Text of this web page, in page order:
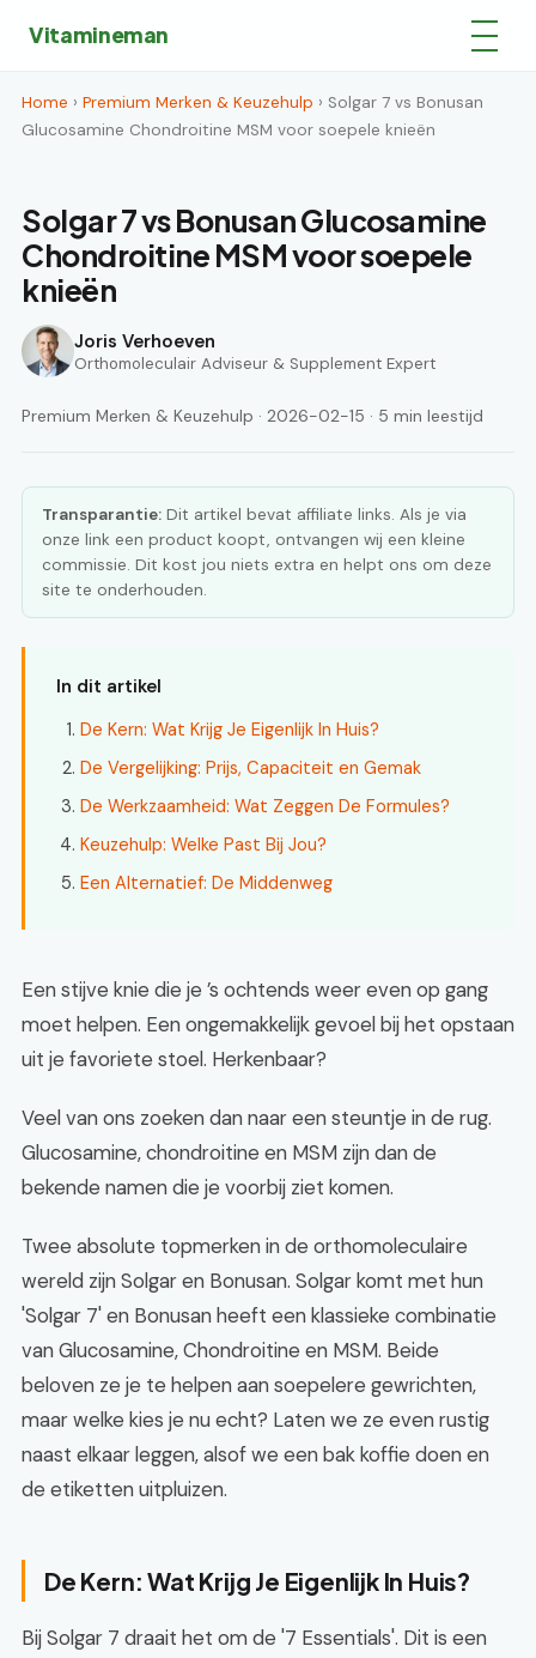
Vitamineman
Home › Premium Merken & Keuzehulp › Solgar 7 vs Bonusan
Glucosamine Chondroitine MSM voor soepele knieën
Solgar 7 vs Bonusan Glucosamine
Chondroitine MSM voor soepele
knieën
Joris Verhoeven
Orthomoleculair Adviseur & Supplement Expert
Premium Merken & Keuzehulp · 2026-02-15 · 5 min leestijd
Transparantie: Dit artikel bevat affiliate links. Als je via
onze link een product koopt, ontvangen wij een kleine
commissie. Dit kost jou niets extra en helpt ons om deze
site te onderhouden.
In dit artikel
De Kern: Wat Krijg Je Eigenlijk In Huis?
De Vergelijking: Prijs, Capaciteit en Gemak
De Werkzaamheid: Wat Zeggen De Formules?
Keuzehulp: Welke Past Bij Jou?
Een Alternatief: De Middenweg
Een stijve knie die je ’s ochtends weer even op gang
moet helpen. Een ongemakkelijk gevoel bij het opstaan
uit je favoriete stoel. Herkenbaar?
Veel van ons zoeken dan naar een steuntje in de rug.
Glucosamine, chondroitine en MSM zijn dan de
bekende namen die je voorbij ziet komen.
Twee absolute topmerken in de orthomoleculaire
wereld zijn Solgar en Bonusan. Solgar komt met hun
'Solgar 7' en Bonusan heeft een klassieke combinatie
van Glucosamine, Chondroitine en MSM. Beide
beloven ze je te helpen aan soepelere gewrichten,
maar welke kies je nu echt? Laten we ze even rustig
naast elkaar leggen, alsof we een bak koffie doen en
de etiketten uitpluizen.
De Kern: Wat Krijg Je Eigenlijk In Huis?
Bij Solgar 7 draait het om de '7 Essentials'. Dit is een